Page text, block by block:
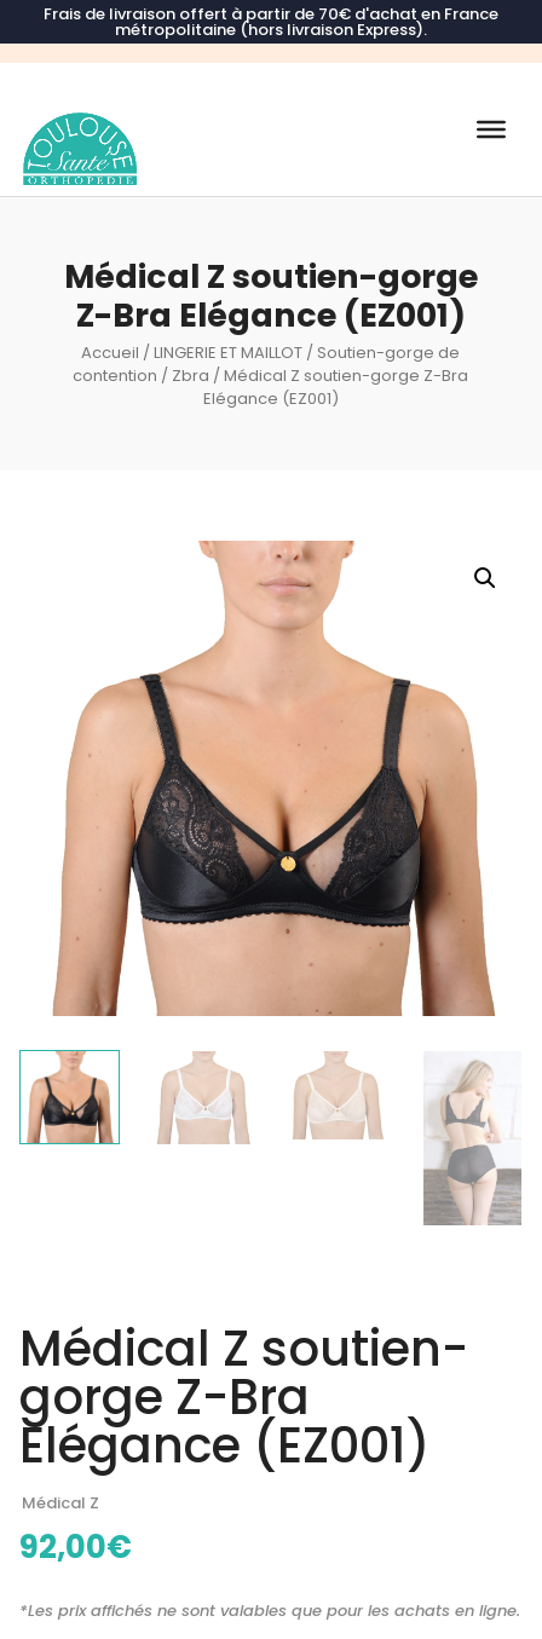
Frais de livraison offert à partir de 70€ d'achat en France
métropolitaine (hors livraison Express).
Recherche
Médical Z soutien-gorge
Z-Bra Elégance (EZ001)
Accueil /LINGERIE ET MAILLOT / Soutien-gorge de
contention / Zbra / Médical Z soutien-gorge Z-Bra
Elégance (EZ001)
Médical Z soutien-
gorge Z-Bra
Elégance (EZ001)
Médical Z
92,00€
*Les prix affichés ne sont valables que pour les achats en ligne.